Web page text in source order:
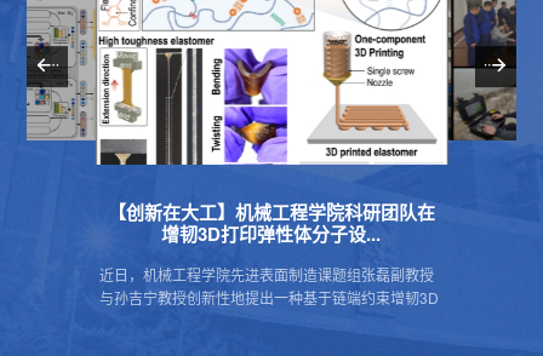
【锻造新优势】我校科研团队荣获中国智
能科技最高奖一等奖
3月29日，我国智能科学技术最高奖“吴文俊人工智能
科学技术奖”在常州揭晓，软件学院刘日升教授团队牵
头完成的项目“异构模态信息融合的数据对齐与任务协
士担任主